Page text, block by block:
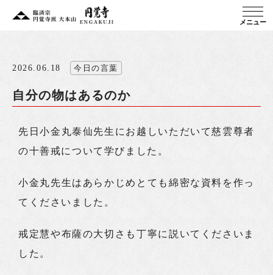
メニュー
2026.06.18 今日の言葉
自分の物はあるのか
先日小金丸泰仙先生にお越しいただいて慈雲尊者
の十善戒について学びました。
小金丸先生はあらかじめとても綿密な資料を作っ
てくださいました。
戒定慧や布薩の大切さも丁寧に説いてくださいま
した。